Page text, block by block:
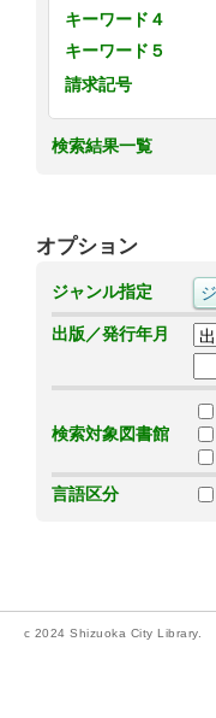
キーワード４
キーワード５
請求記号
検索結果一覧
オプション
ジャンル指定
出版／発行年月
検索対象図書館
言語区分
c 2024 Shizuoka City Library.